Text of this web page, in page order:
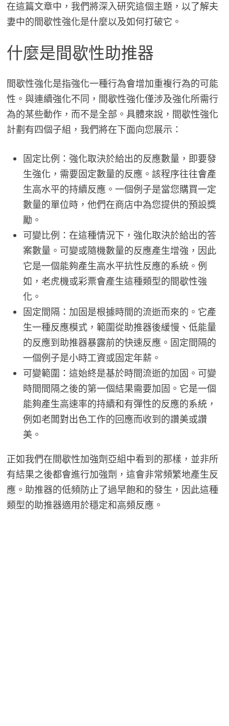
在這篇文章中，我們將深入研究這個主題，以了解夫
妻中的間歇性強化是什麼以及如何打破它。
什麼是間歇性助推器
間歇性強化是指強化一種行為會增加重複行為的可能
性。與連續強化不同，間歇性強化僅涉及強化所需行
為的某些動作，而不是全部。具體來說，間歇性強化
計劃有四個子組，我們將在下面向您展示：
固定比例：強化取決於給出的反應數量，即要發
生強化，需要固定數量的反應。該程序往往會產
生高水平的持續反應。一個例子是當您購買一定
數量的單位時，他們在商店中為您提供的預設獎
勵。
可變比例：在這種情況下，強化取決於給出的答
案數量。可變或隨機數量的反應產生增強，因此
它是一個能夠產生高水平抗性反應的系統。例
如，老虎機或彩票會產生這種類型的間歇性強
化。
固定間隔：加固是根據時間的流逝而來的。它產
生一種反應模式，範圍從助推器後緩慢、低能量
的反應到助推器暴露前的快速反應。固定間隔的
一個例子是小時工資或固定年薪。
可變範圍：這始終是基於時間流逝的加固。可變
時間間隔之後的第一個結果需要加固。它是一個
能夠產生高速率的持續和有彈性的反應的系統，
例如老闆對出色工作的回應而收到的讚美或讚
美。
正如我們在間歇性加強劑亞組中看到的那樣，並非所
有結果之後都會進行加強劑，這會非常頻繁地產生反
應。助推器的低頻防止了過早飽和的發生，因此這種
類型的助推器適用於穩定和高頻反應。